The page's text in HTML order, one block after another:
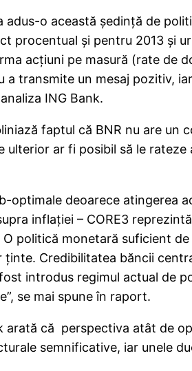
adus-o această şedinţă de
procentual şi pentru 2013 şi
acţiuni pe masură (rate de
a transmite un mesaj pozitiv,
ING Bank.
faptul că BNR nu are
ulterior ar fi posibil să le
optimale deoarece atingerea
inflaţiei – CORE3
politică monetară suficient
ţinte. Credibilitatea băncii
introdus regimul actual de
se mai spune în raport.
arată că perspectiva atât de
semnificative, iar unele